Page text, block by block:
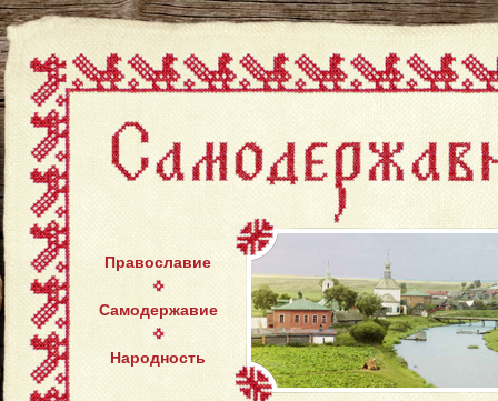
Православие
Самодержавие
Народность